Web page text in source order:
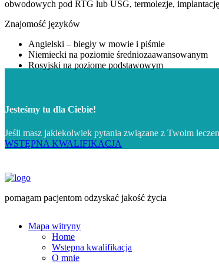
obwodowych pod RTG lub USG, termolezje,
Znajomość języków
Angielski – biegły w mowie i piśmie
Niemiecki na poziomie średniozaawansowanym
Rosyjski na poziome podstawowym
Jesteśmy tu dla Ciebie!
Jeśli masz jakiekolwiek pytania związane z Twoim
WSTĘPNA KWALIFIKACJA
pomagam pacjentom odzyskać jakość życia
Mapa witryny
Home
Wstępna kwalifikacja
O mnie